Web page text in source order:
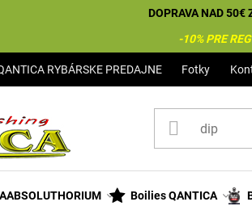
DOPRAVA NAD 50€
-10% PRE
RYBÁRSKE PREDAJNE Fotky
ABSOLUTHORIUM Boilies QANTICA